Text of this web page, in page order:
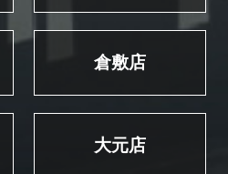
倉敷店
大元店